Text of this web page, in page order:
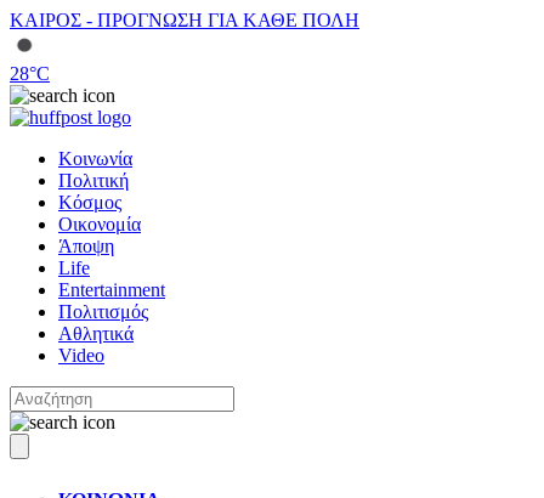
ΚΑΙΡΟΣ - ΠΡΟΓΝΩΣΗ ΓΙΑ ΚΑΘΕ ΠΟΛΗ
28°C
Κοινωνία
Πολιτική
Κόσμος
Οικονομία
Άποψη
Life
Entertainment
Πολιτισμός
Αθλητικά
Video